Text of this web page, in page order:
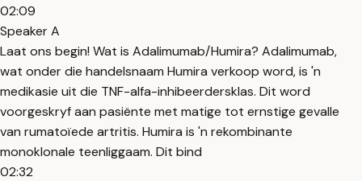
02:09
Speaker A
Laat ons begin! Wat is Adalimumab/Humira? Adalimumab,
wat onder die handelsnaam Humira verkoop word, is 'n
medikasie uit die TNF-alfa-inhibeerdersklas. Dit word
voorgeskryf aan pasiënte met matige tot ernstige gevalle
van rumatoïede artritis. Humira is 'n rekombinante
monoklonale teenliggaam. Dit bind
02:32